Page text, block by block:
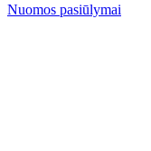
Nuomos pasiūlymai